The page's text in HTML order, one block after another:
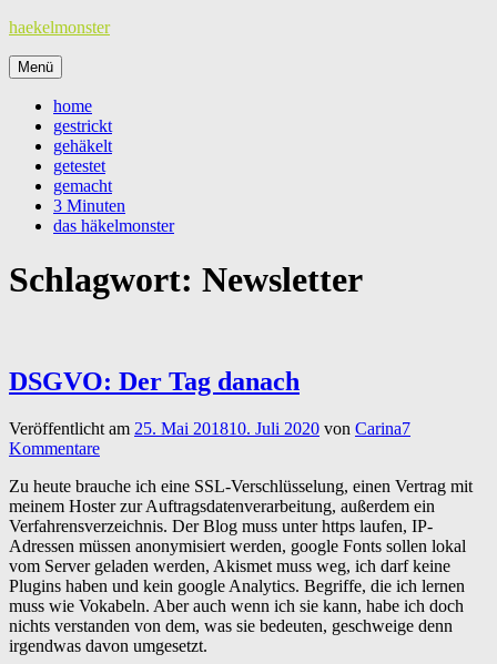
Zum
springen
haekelmonster
Menü
home
gestrickt
gehäkelt
getestet
gemacht
3 Minuten
das häkelmonster
Schlagwort: Newsletter
DSGVO: Der Tag danach
Veröffentlicht am 25. Mai 201810. Juli 2020 von Carina7
Kommentare
Zu heute brauche ich eine SSL-Verschlüsselung, einen Vertrag mit
meinem Hoster zur Auftragsdatenverarbeitung, außerdem ein
Verfahrensverzeichnis. Der Blog muss unter https laufen, IP-
Adressen müssen anonymisiert werden, google Fonts sollen lokal
vom Server geladen werden, Akismet muss weg, ich darf keine
Plugins haben und kein google Analytics. Begriffe, die ich lernen
muss wie Vokabeln. Aber auch wenn ich sie kann, habe ich doch
nichts verstanden von dem, was sie bedeuten, geschweige denn
irgendwas davon umgesetzt.